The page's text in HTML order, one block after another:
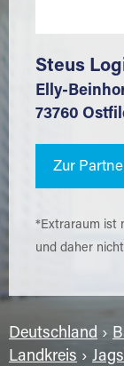
Steus
Elly-
73760
Zur
*Extraraum ist
und daher
Deutschland ›
Landkreis ›